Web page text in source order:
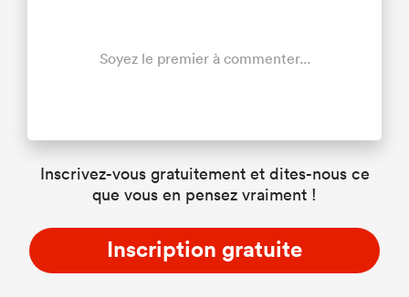
Soyez le premier à commenter...
Inscrivez-vous gratuitement et dites-nous ce
que vous en pensez vraiment !
Inscription gratuite